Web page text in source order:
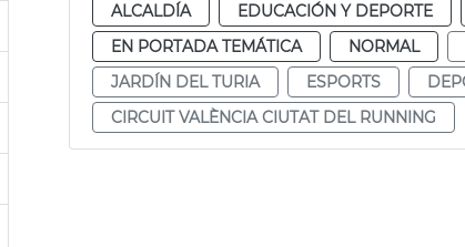
ALCALDÍA EDUCACIÓN Y DEPORTE
EN PORTADA TEMÁTICA
NORMAL
JARDÍN DEL TURIA
ESPORTS
CIRCUIT VALÈNCIA CIUTAT DEL RUNNING